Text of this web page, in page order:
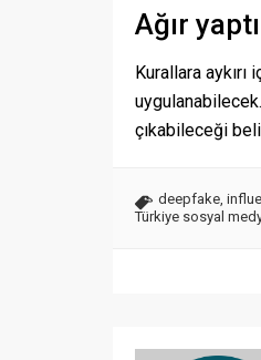
Ağır
Kurallara
çıkabileceği
deepfake,
Türkiye sosyal